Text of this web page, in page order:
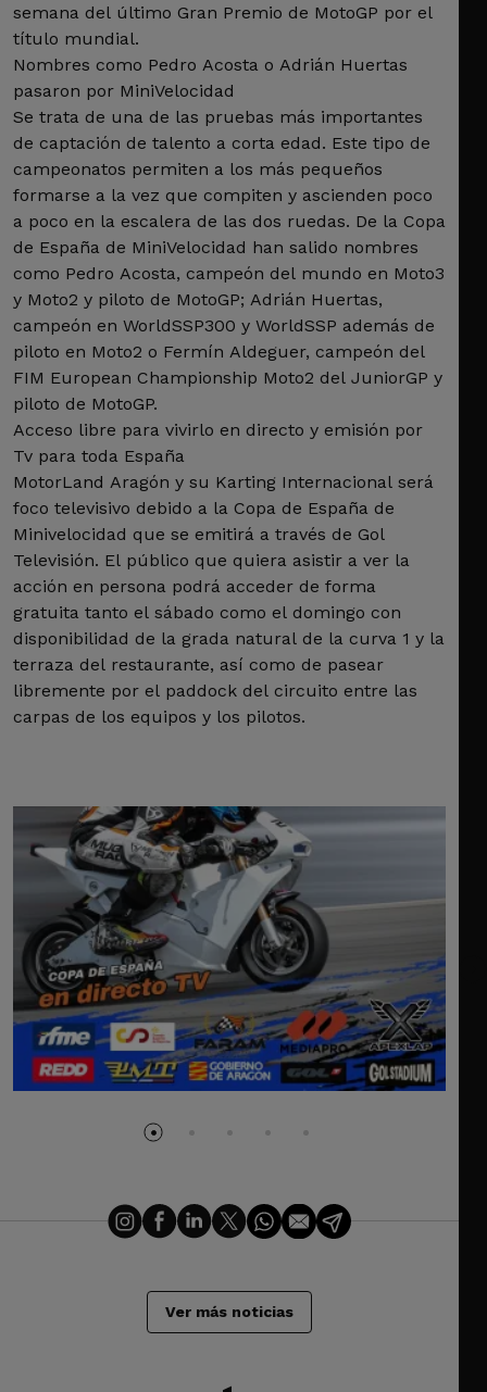
semana del último Gran Premio de MotoGP por el
título mundial.
Nombres como Pedro Acosta o Adrián Huertas
pasaron por MiniVelocidad
Se trata de una de las pruebas más importantes
de captación de talento a corta edad. Este tipo de
campeonatos permiten a los más pequeños
formarse a la vez que compiten y ascienden poco
a poco en la escalera de las dos ruedas. De la Copa
de España de MiniVelocidad han salido nombres
como Pedro Acosta, campeón del mundo en Moto3
y Moto2 y piloto de MotoGP; Adrián Huertas,
campeón en WorldSSP300 y WorldSSP además de
piloto en Moto2 o Fermín Aldeguer, campeón del
FIM European Championship Moto2 del JuniorGP y
piloto de MotoGP.
Acceso libre para vivirlo en directo y emisión por
Tv para toda España
MotorLand Aragón y su Karting Internacional será
foco televisivo debido a la Copa de España de
Minivelocidad que se emitirá a través de Gol
Televisión. El público que quiera asistir a ver la
acción en persona podrá acceder de forma
gratuita tanto el sábado como el domingo con
disponibilidad de la grada natural de la curva 1 y la
terraza del restaurante, así como de pasear
libremente por el paddock del circuito entre las
carpas de los equipos y los pilotos.
Ver más noticias